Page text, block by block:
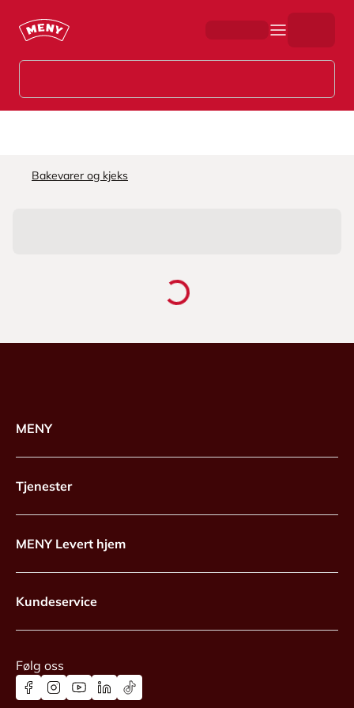
Bakevarer og kjeks
MENY
Tjenester
MENY Levert hjem
Kundeservice
Følg oss